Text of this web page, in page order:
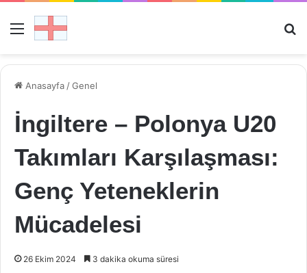
Menü
Anasayfa /Genel
İngiltere – Polonya U20
Takımları Karşılaşması:
Genç Yeteneklerin
Mücadelesi
26 Ekim 2024 3 dakika okuma süresi